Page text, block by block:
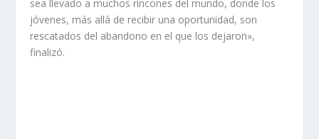
sea llevado a muchos rincones del mundo, donde los
jóvenes, más allá de recibir una oportunidad, son
rescatados del abandono en el que los dejaron»,
finalizó.